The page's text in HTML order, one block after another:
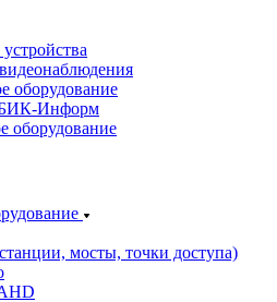
оборудование
БИК-Информ
оборудование
мосты, точки доступа)